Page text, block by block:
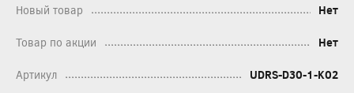
Новый товар Нет
Товар по акции Нет
Артикул UDRS-D30-1-K02